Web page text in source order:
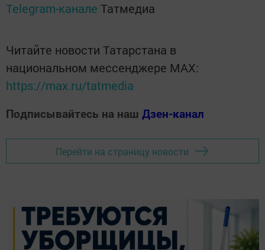
Telegram-канале Татмедиа
Читайте новости Татарстана в
национальном мессенджере MАХ:
https://max.ru/tatmedia
Подписывайтесь на наш Дзен-канал
Перейти на страницу новости